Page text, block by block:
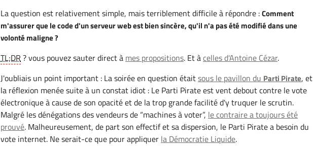
La question est relativement simple, mais terriblement difficile à répondre :Comment
m'assurer que le code d'un serveur web est bien sincère, qu'il n'a pas été modifié dans une
volonté maligne ?
TL;DR? vous pouvez sauter direct à mes propositions. Et àcelles d'Antoine Cézar.
J'oubliais un point important : La soirée en question étaitsous le pavillon du Parti Pirate, et
la réflexion menée suite à un constat idiot : Le Parti Pirate est vent debout contre le vote
électronique à cause de son opacité et de la trop grande facilité d'y truquer le scrutin.
Malgré les dénégations des vendeurs de “machines à voter”, le contraire a toujours été
prouvé. Malheureusement, de part son effectif et sa dispersion, le Parti Pirate a besoin du
vote internet. Ne serait-ce que pour appliquer la Démocratie Liquide.